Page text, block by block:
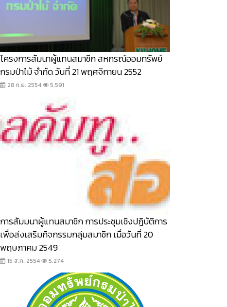
โครงการสัมนาผู้แทนสมาชิก สหกรณ์ออมทรัพย์
กรมป่าไม้ จำกัด วันที่ 21 พฤศจิกายน 2552
28 ก.ย. 2554 5,591
การสัมมนาผู้แทนสมาชิก การประชุมเชิงปฏิบัติการ
เพื่อส่งเสริมกิจกรรมกลุ่มสมาชิก เมื่อวันที่ 20
พฤษภาคม 2549
15 ส.ค. 2554 5,274